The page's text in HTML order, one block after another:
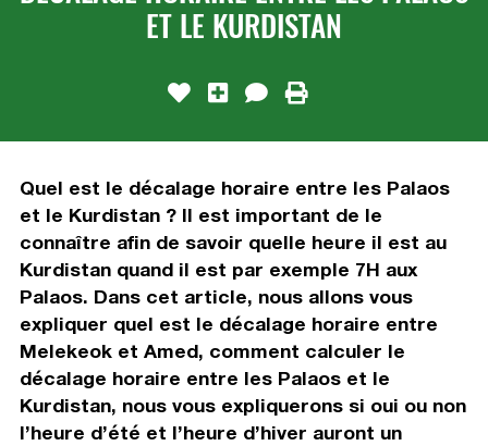
ET LE KURDISTAN
Quel est le décalage horaire entre les Palaos
et le Kurdistan ? Il est important de le
connaître afin de savoir quelle heure il est au
Kurdistan quand il est par exemple 7H aux
Palaos. Dans cet article, nous allons vous
expliquer quel est le décalage horaire entre
Melekeok et Amed, comment calculer le
décalage horaire entre les Palaos et le
Kurdistan, nous vous expliquerons si oui ou non
l’heure d’été et l’heure d’hiver auront un